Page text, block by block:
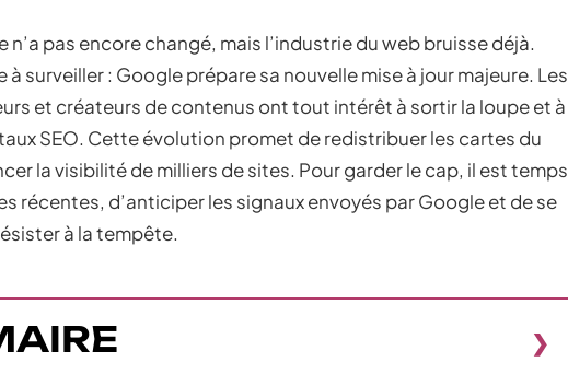
pas encore changé, mais l’industrie du web bruisse déjà.
à surveiller : Google prépare sa nouvelle mise à jour majeure. Les
et créateurs de contenus ont tout intérêt à sortir la loupe et à
SEO. Cette évolution promet de redistribuer les cartes du
la visibilité de milliers de sites. Pour garder le cap, il est temps
récentes, d’anticiper les signaux envoyés par Google et de se
à la tempête.